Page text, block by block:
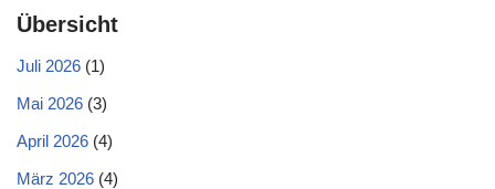
Übersicht
Juli 2026 (1)
Mai 2026 (3)
April 2026 (4)
März 2026 (4)